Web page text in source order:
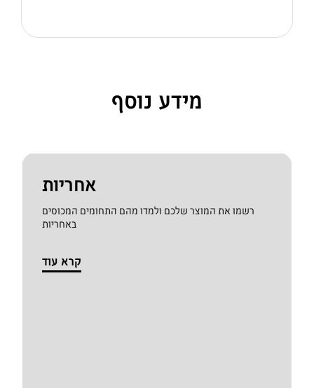
מידע נוסף
אחריות
רשמו את המוצר שלכם ולמדו מהם התחומים המכוסים
באחריות
קרא עוד